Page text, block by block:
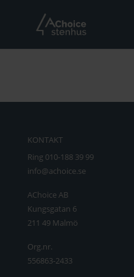
KONTAKT
Ring 010-188 39 99
info@achoice.se
AChoice AB
Kungsgatan 6
211 49 Malmö
Org.nr.
556863-2433